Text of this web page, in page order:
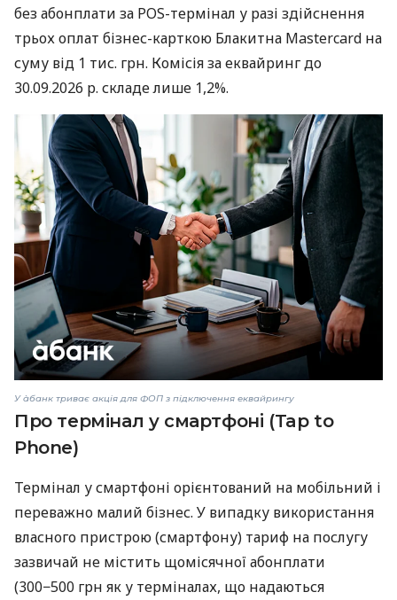
без абонплати за POS-термінал у разі здійснення
трьох оплат бізнес-карткою Блакитна Mastercard на
суму від 1 тис. грн. Комісія за еквайринг до
30.09.2026 р. складе лише 1,2%.
У àбанк триває акція для ФОП з підключення еквайрингу
Про термінал у смартфоні (Tap to
Phone)
Термінал у смартфоні орієнтований на мобільний і
переважно малий бізнес. У випадку використання
власного пристрою (смартфону) тариф на послугу
зазвичай не містить щомісячної абонплати
(300−500 грн як у терміналах, що надаються